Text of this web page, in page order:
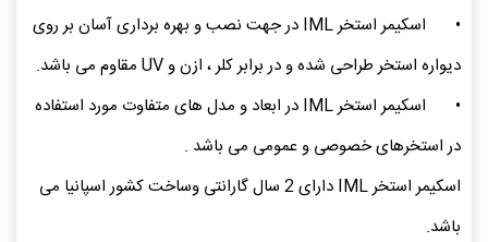
•
اسکیمر استخر IML در جهت نصب و بهره برداری آسان بر روی
دیواره استخر طراحی شده و در برابر کلر ، ازن و UV مقاوم می باشد.
•
اسکیمر استخر IML در ابعاد و مدل های متفاوت مورد استفاده
در استخرهای خصوصی و عمومی می باشد .
اسکیمر استخر IML دارای 2 سال گارانتی وساخت کشور اسپانیا می
باشد.